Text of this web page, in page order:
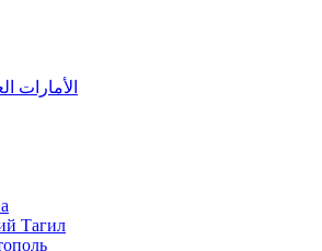
الأمارات
Тагил